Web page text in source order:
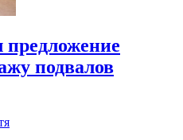
предложение
подвалов